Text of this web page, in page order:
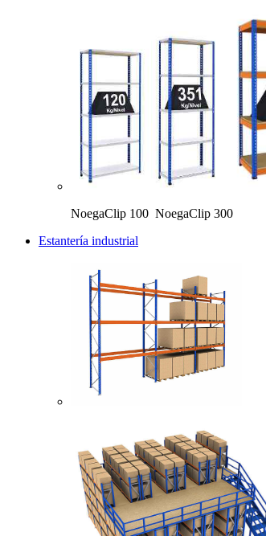
NoegaClip 100
Estantería industrial